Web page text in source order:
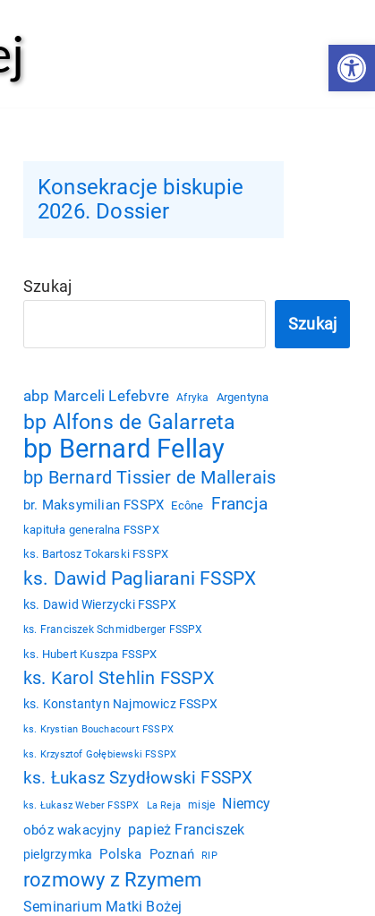
Konsekracje biskupie
2026. Dossier
Szukaj
Szukaj
abp Marceli Lefebvre Afryka Argentyna
bp Alfons de Galarreta
bp Bernard Fellay
bp Bernard Tissier de Mallerais
br. Maksymilian FSSPX Ecône Francja
kapituła generalna FSSPX
ks. Bartosz Tokarski FSSPX
ks. Dawid Pagliarani FSSPX
ks. Dawid Wierzycki FSSPX
ks. Franciszek Schmidberger FSSPX
ks. Hubert Kuszpa FSSPX
ks. Karol Stehlin FSSPX
ks. Konstantyn Najmowicz FSSPX
ks. Krystian Bouchacourt FSSPX
ks. Krzysztof Gołębiewski FSSPX
ks. Łukasz Szydłowski FSSPX
ks. Łukasz Weber FSSPX La Reja misje Niemcy
obóz wakacyjny papież Franciszek
pielgrzymka Polska Poznań RIP
rozmowy z Rzymem
Seminarium Matki Bożej